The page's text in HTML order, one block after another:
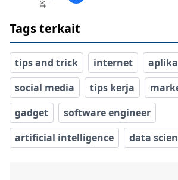
Tags terkait
tips and trick internet
social media
tips kerja
gadget
software engineer
artificial intelligence
data